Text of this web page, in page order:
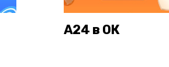
А24 в ОК